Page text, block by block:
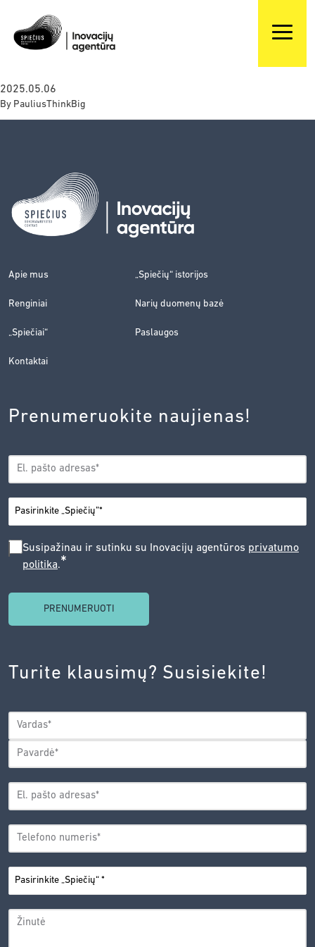
2025.05.06
By PauliusThinkBig
Apie mus „Spiečių“ istorijos
Renginiai Narių duomenų bazė
„Spiečiai“ Paslaugos
Kontaktai
Prenumeruokite naujienas!
EL.
PAŠTAS*
MIESTAS*
SUSIPAŽINAU
SUTINKU
AGENTŪROS
PRIVATUMO
POLITIKA.*
Susipažinau ir sutinku su Inovacijų agentūros privatumo
politika.*
Turite klausimų? Susisiekite!
VARDAS*
Vardas
EL.
ADRESAS*
TELEFONO
NUMERIS*
PASIRINKITE
„SPIEČIŲ“*
ŽINUTĖ